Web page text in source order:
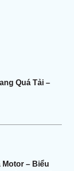
Quá Tải –
Motor – Biểu